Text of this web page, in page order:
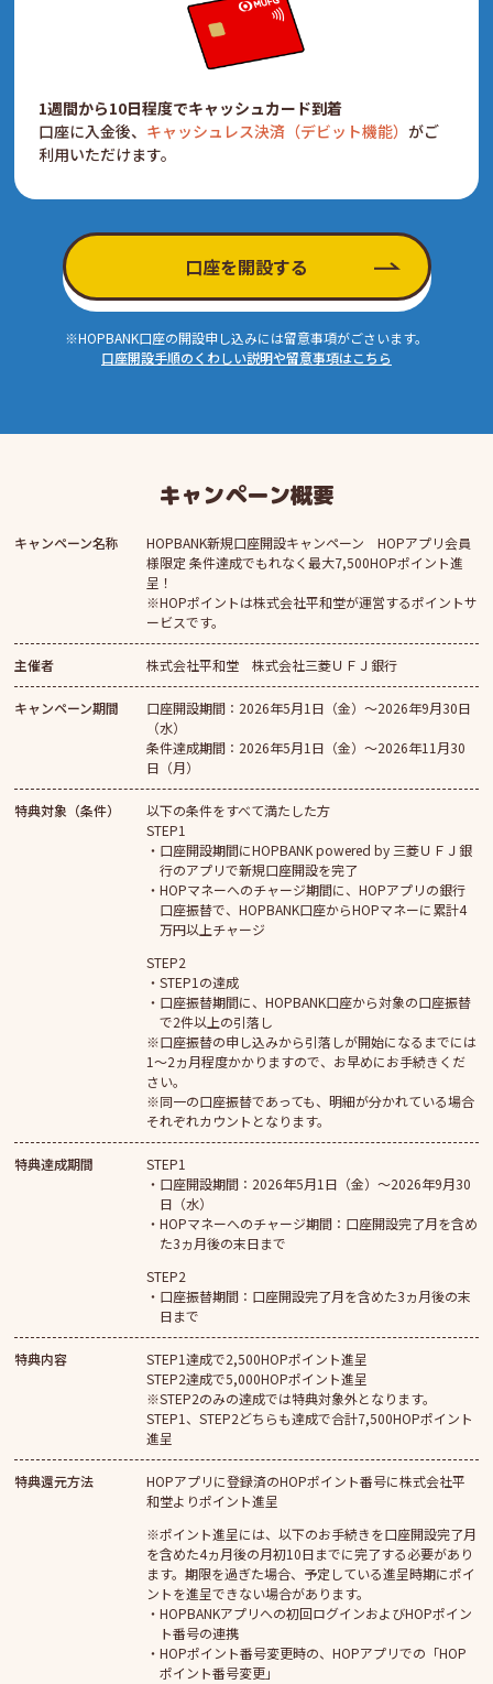
1週間から10日程度でキャッシュカード到着
口座に入金後、 キャッシュレス決済（デビット機能）がご
利用いただけます。
口座を開設する
※HOPBANK口座の開設申し込みには留意事項がごさいます。
口座開設手順のくわしい説明や留意事項はこちら
キャンペーン概要
キャンペーン名称
HOPBANK新規口座開設キャンペーン HOPアプリ会員
様限定 条件達成でもれなく最大7,500HOPポイント進
呈！
※HOPポイントは株式会社平和堂が運営するポイントサ
ービスです。
主催者 株式会社平和堂 株式会社三菱ＵＦＪ銀行
キャンペーン期間
口座開設期間：2026年5月1日（金）～2026年9月30日
（水）
条件達成期間：2026年5月1日（金）～2026年11月30
日（月）
特典対象（条件）
以下の条件をすべて満たした方
STEP1
口座開設期間にHOPBANK powered by 三菱ＵＦＪ銀
行のアプリで新規口座開設を完了
HOPマネーへのチャージ期間に、HOPアプリの銀行
口座振替で、HOPBANK口座からHOPマネーに累計4
万円以上チャージ
STEP2
STEP1の達成
口座振替期間に、HOPBANK口座から対象の口座振替
で2件以上の引落し
※口座振替の申し込みから引落しが開始になるまでには
1～2ヵ月程度かかりますので、お早めにお手続きくだ
さい。
※同一の口座振替であっても、明細が分かれている場合
それぞれカウントとなります。
特典達成期間
STEP1
口座開設期間：2026年5月1日（金）～2026年9月30
日（水）
HOPマネーへのチャージ期間：口座開設完了月を含め
た3ヵ月後の末日まで
STEP2
口座振替期間：口座開設完了月を含めた3ヵ月後の末
日まで
特典内容
STEP1達成で2,500HOPポイント進呈
STEP2達成で5,000HOPポイント進呈
※STEP2のみの達成では特典対象外となります。
STEP1、STEP2どちらも達成で合計7,500HOPポイント
進呈
特典還元方法
HOPアプリに登録済のHOPポイント番号に株式会社平
和堂よりポイント進呈
※ポイント進呈には、以下のお手続きを口座開設完了月
を含めた4ヵ月後の月初10日までに完了する必要があり
ます。期限を過ぎた場合、予定している進呈時期にポイ
ントを進呈できない場合があります。
HOPBANKアプリへの初回ログインおよびHOPポイン
ト番号の連携
HOPポイント番号変更時の、HOPアプリでの「HOP
ポイント番号変更」